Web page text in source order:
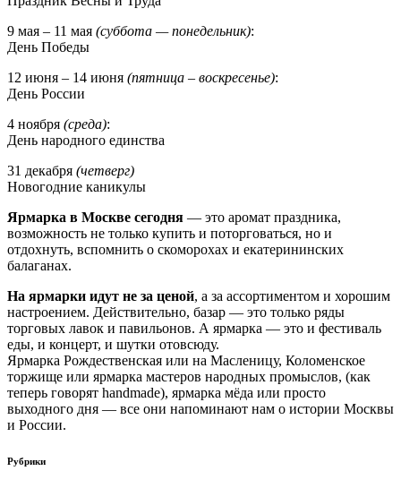
9 мая – 11 мая (суббота — понедельник):
День Победы
12 июня – 14 июня (пятница – воскресенье):
День России
4 ноября (среда):
День народного единства
31 декабря (четверг)
Новогодние каникулы
Ярмарка в Москве сегодня — это аромат праздника,
возможность не только купить и поторговаться, но и
отдохнуть, вспомнить о скоморохах и екатерининских
балаганах.
На ярмарки идут не за ценой, а за ассортиментом и хорошим
настроением. Действительно, базар — это только ряды
торговых лавок и павильонов. А ярмарка — это и фестиваль
еды, и концерт, и шутки отовсюду.
Ярмарка Рождественская или на Масленицу, Коломенское
торжище или ярмарка мастеров народных промыслов, (как
теперь говорят handmade), ярмарка мёда или просто
выходного дня — все они напоминают нам о истории Москвы
и России.
Рубрики